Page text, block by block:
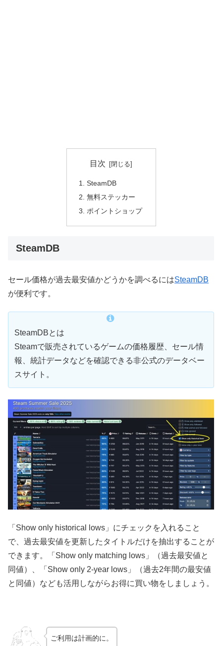
目次
SteamDB
無料ステッカー
ポイントショップ
SteamDB
セール価格が過去最安値かどうかを調べるにはSteamDB
が便利です。
SteamDBとは
Steamで販売されているゲームの価格履歴、セール情
報、統計データなどを確認できる非公式のデータベー
スサイト。
「Show only historical lows」にチェックを入れること
で、過去最安値を更新したタイトルだけを抽出することが
できます。「Show only matching lows」（過去最安値と
同値）、「Show only 2-year lows」（過去2年間の最安値
と同値）なども活用しながらお得に買い物をしましょう。
ご利用は計画的に。